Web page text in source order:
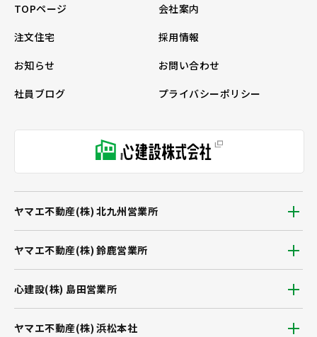
TOPページ
会社案内
注文住宅
採用情報
お知らせ
お問い合わせ
社員ブログ
プライバシーポリシー
ヤマエ不動産(株) 浜松本社
ヤマエ不動産(株) 北九州営業所
ヤマエ不動産(株) 鈴鹿営業所
心建設(株) 島田営業所